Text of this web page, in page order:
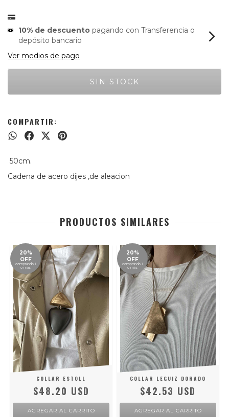
10% de descuento pagando con Transferencia o
depósito bancario
Ver medios de pago
COMPARTIR:
50cm.
Cadena de acero dijes ,de aleacion
PRODUCTOS SIMILARES
20%
OFF
comprando 1
o más
COLLAR ESTOLL
$48.20 USD
20%
OFF
comprando 1
o más
COLLAR LEGUIZ DORADO
$42.53 USD